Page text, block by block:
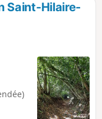
Saint-Hilaire-